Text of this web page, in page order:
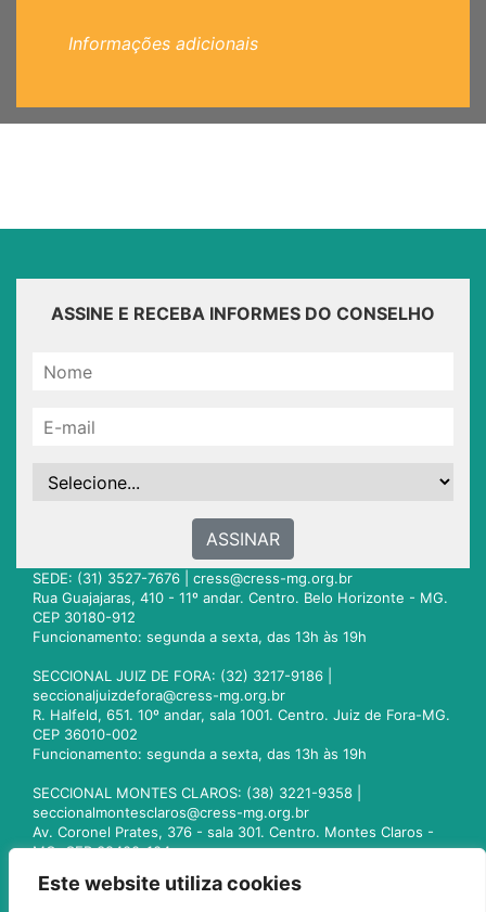
Este website utiliza cookies
Informações adicionais
ASSINE E RECEBA INFORMES DO CONSELHO
ASSINAR
SEDE: (31) 3527-7676 | cress@cress-mg.org.br
Rua Guajajaras, 410 - 11º andar. Centro. Belo Horizonte - MG.
CEP 30180-912
Funcionamento: segunda a sexta, das 13h às 19h
SECCIONAL JUIZ DE FORA: (32) 3217-9186 |
seccionaljuizdefora@cress-mg.org.br
R. Halfeld, 651. 10º andar, sala 1001. Centro. Juiz de Fora-MG.
CEP 36010-002
Funcionamento: segunda a sexta, das 13h às 19h
SECCIONAL MONTES CLAROS: (38) 3221-9358 |
seccionalmontesclaros@cress-mg.org.br
Av. Coronel Prates, 376 - sala 301. Centro. Montes Claros -
MG. CEP 39400-104